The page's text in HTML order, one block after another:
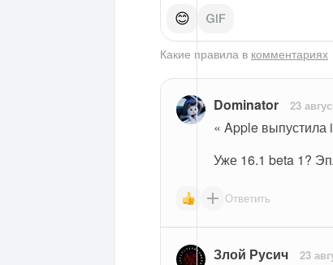
😊
Какие правила в комментариях
Dominator 23
« Apple выпустила
Уже 16.1 beta 1?
Ответить
Злой Русич 23